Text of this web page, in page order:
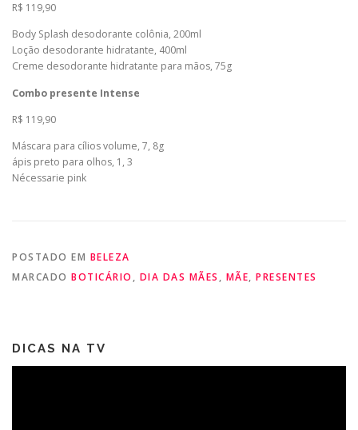
R$ 119,90
Body Splash desodorante colônia, 200ml
Loção desodorante hidratante, 400ml
Creme desodorante hidratante para mãos, 75g
Combo presente Intense
R$ 119,90
Máscara para cílios volume, 7, 8g
ápis preto para olhos, 1, 3
Nécessarie pink
POSTADO EM BELEZA
MARCADO BOTICÁRIO , DIA DAS MÃES , MÃE, PRESENTES
DICAS NA TV